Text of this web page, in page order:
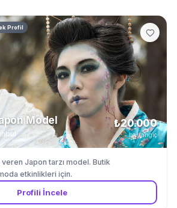
Profil
Model ₺20.000
başlangıç
Japon tarzı model. Butik
etkinlikleri için.
Profili İncele